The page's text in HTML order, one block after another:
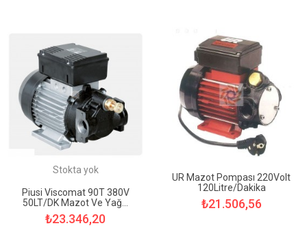
Stokta yok
Piusi Viscomat 90T 380V
50LT/DK Mazot Ve Yağ...
₺23.346,20
UR Mazot Pompası 220Volt
120Litre/Dakika
₺21.506,56